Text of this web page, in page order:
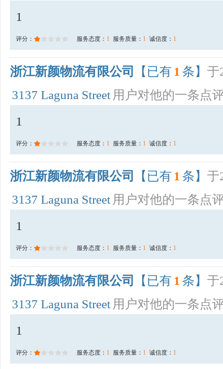
1
评分： 服务态度： 1 服务质量： 1 诚信度： 1
浙江新颜物流有限公司 【已有 1 条】 于
3137 Laguna Street 用户对他的一条点
1
评分： 服务态度： 1 服务质量： 1 诚信度： 1
浙江新颜物流有限公司 【已有 1 条】 于
3137 Laguna Street 用户对他的一条点
1
评分： 服务态度： 1 服务质量： 1 诚信度： 1
浙江新颜物流有限公司 【已有 1 条】 于
3137 Laguna Street 用户对他的一条点
1
评分： 服务态度： 1 服务质量： 1 诚信度： 1